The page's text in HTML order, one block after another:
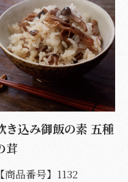
き込み御飯の素 五種
茸
【商品番号】 1132